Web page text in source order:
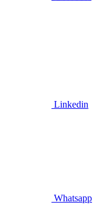
Linkedin
Whatsapp